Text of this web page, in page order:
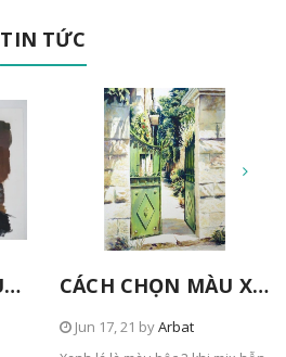
TIN TỨC
MÀU POSTER, GOUACHE TỪ NICKER CÁCH CHỌN MÀU XANH TRONG TRANH
Jun 17, 21 byArbat